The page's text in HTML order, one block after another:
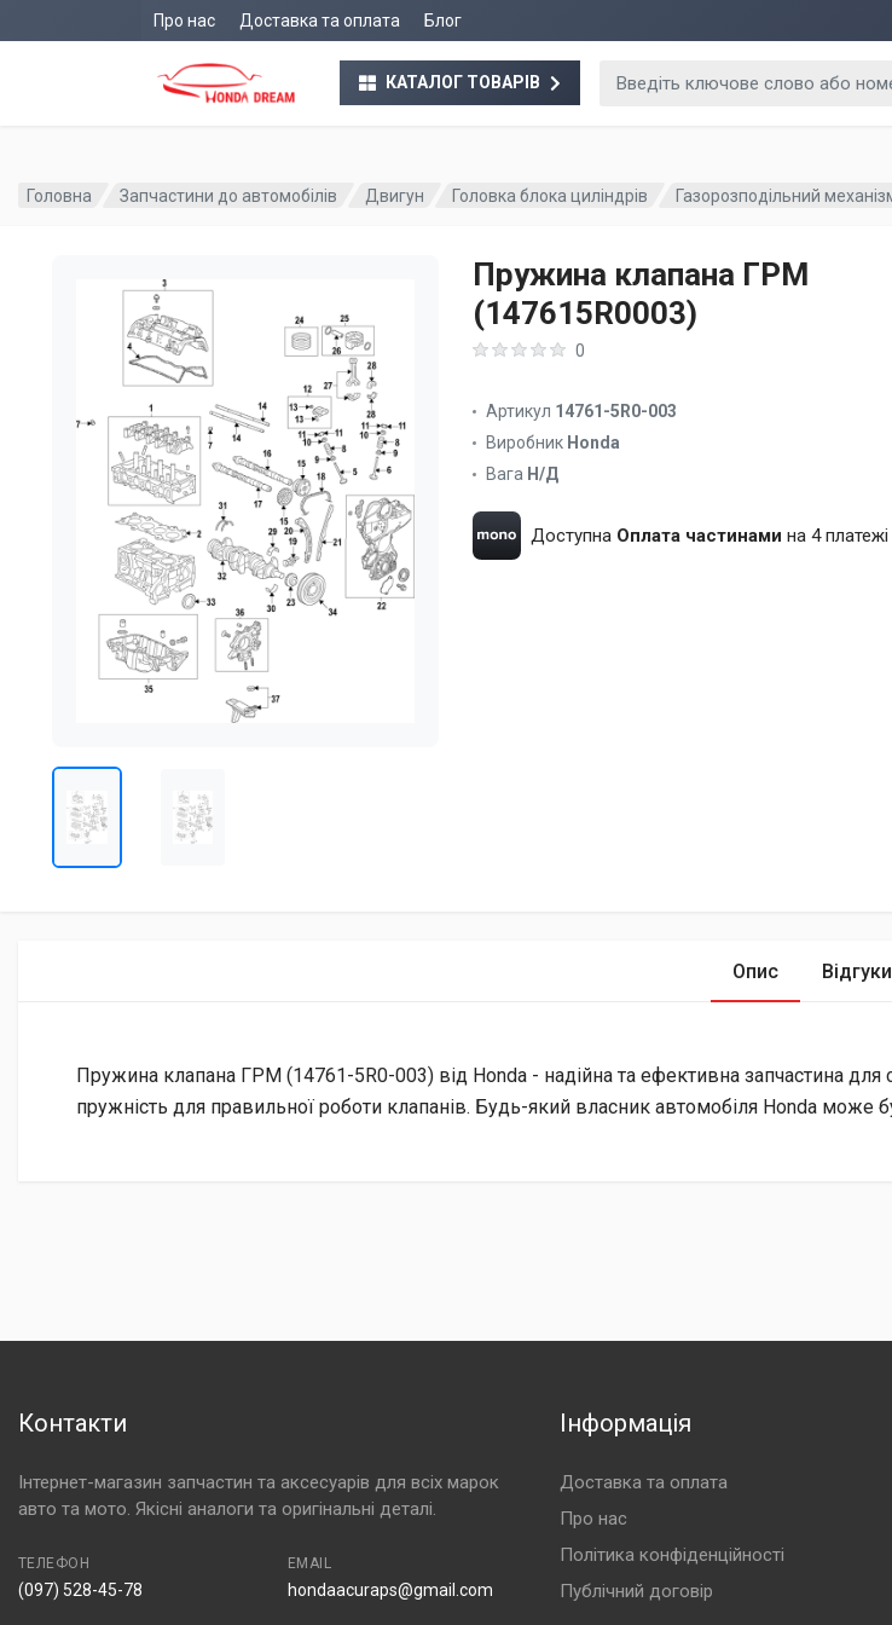
Про нас Доставка та оплата Блог
КАТАЛОГ ТОВАРІВ
Головна Запчастини до автомобілів Двигун Головка блока циліндрів Газорозподільний
Пружина клапана ГРМ
(147615R0003)
0
Артикул 14761-5R0-003
Виробник Honda
Вага Н/Д
Доступна Оплата частинами на 4 платежі
Опис Відгуки
Пружина клапана ГРМ (14761-5R0-003) від Honda - надійна та ефективна запчастина для
пружність для правильної роботи клапанів. Будь-який власник автомобіля Honda може
Контакти
Інтернет-магазин запчастин та аксесуарів для всіх марок
авто та мото. Якісні аналоги та оригінальні деталі.
ТЕЛЕФОН
(097) 528-45-78
EMAIL
hondaacuraps@gmail.com
Інформація
Доставка та оплата
Про нас
Політика конфіденційності
Публічний договір